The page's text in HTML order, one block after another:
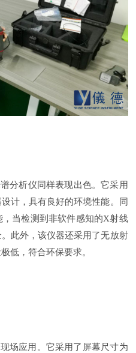
分析仪同样表现出色。它采用
计，具有良好的环境性能。同
当检测到非软件感知的X射线
此外，该仪器还采用了无放射
低，符合环保要求。
场应用。它采用了屏幕尺寸为